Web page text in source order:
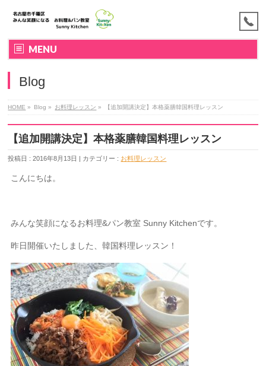
MENU
Blog
HOME » Blog » お料理レッスン » 【追加開講決定】本格薬膳韓国料理レッスン
【追加開講決定】本格薬膳韓国料理レッスン
投稿日 : 2016年8月13日 | カテゴリー : お料理レッスン
こんにちは。
みんな笑顔になるお料理&パン教室 Sunny Kitchenです。
昨日開催いたしました、韓国料理レッスン！